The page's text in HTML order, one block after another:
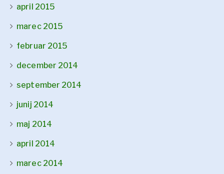
april 2015
marec 2015
februar 2015
december 2014
september 2014
junij 2014
maj 2014
april 2014
marec 2014